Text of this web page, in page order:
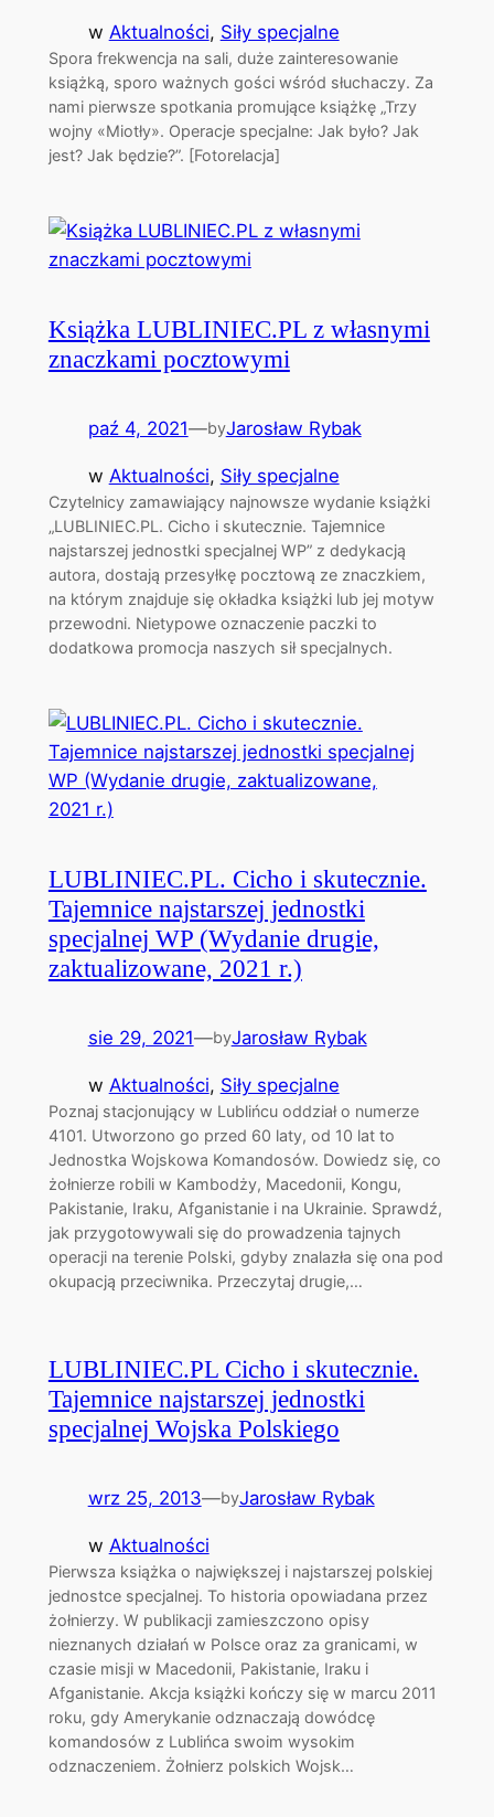
w Aktualności, Siły specjalne
Spora frekwencja na sali, duże zainteresowanie
książką, sporo ważnych gości wśród słuchaczy. Za
nami pierwsze spotkania promujące książkę „Trzy
wojny «Miotły». Operacje specjalne: Jak było? Jak
jest? Jak będzie?”. [Fotorelacja]
Książka LUBLINIEC.PL z własnymi
znaczkami pocztowymi
paź 4, 2021—byJarosław Rybak
w Aktualności, Siły specjalne
Czytelnicy zamawiający najnowsze wydanie książki
„LUBLINIEC.PL. Cicho i skutecznie. Tajemnice
najstarszej jednostki specjalnej WP” z dedykacją
autora, dostają przesyłkę pocztową ze znaczkiem,
na którym znajduje się okładka książki lub jej motyw
przewodni. Nietypowe oznaczenie paczki to
dodatkowa promocja naszych sił specjalnych.
LUBLINIEC.PL. Cicho i skutecznie.
Tajemnice najstarszej jednostki
specjalnej WP (Wydanie drugie,
zaktualizowane, 2021 r.)
sie 29, 2021—byJarosław Rybak
w Aktualności, Siły specjalne
Poznaj stacjonujący w Lublińcu oddział o numerze
4101. Utworzono go przed 60 laty, od 10 lat to
Jednostka Wojskowa Komandosów. Dowiedz się, co
żołnierze robili w Kambodży, Macedonii, Kongu,
Pakistanie, Iraku, Afganistanie i na Ukrainie. Sprawdź,
jak przygotowywali się do prowadzenia tajnych
operacji na terenie Polski, gdyby znalazła się ona pod
okupacją przeciwnika. Przeczytaj drugie,…
LUBLINIEC.PL Cicho i skutecznie.
Tajemnice najstarszej jednostki
specjalnej Wojska Polskiego
wrz 25, 2013—byJarosław Rybak
w Aktualności
Pierwsza książka o największej i najstarszej polskiej
jednostce specjalnej. To historia opowiadana przez
żołnierzy. W publikacji zamieszczono opisy
nieznanych działań w Polsce oraz za granicami, w
czasie misji w Macedonii, Pakistanie, Iraku i
Afganistanie. Akcja książki kończy się w marcu 2011
roku, gdy Amerykanie odznaczają dowódcę
komandosów z Lublińca swoim wysokim
odznaczeniem. Żołnierz polskich Wojsk…